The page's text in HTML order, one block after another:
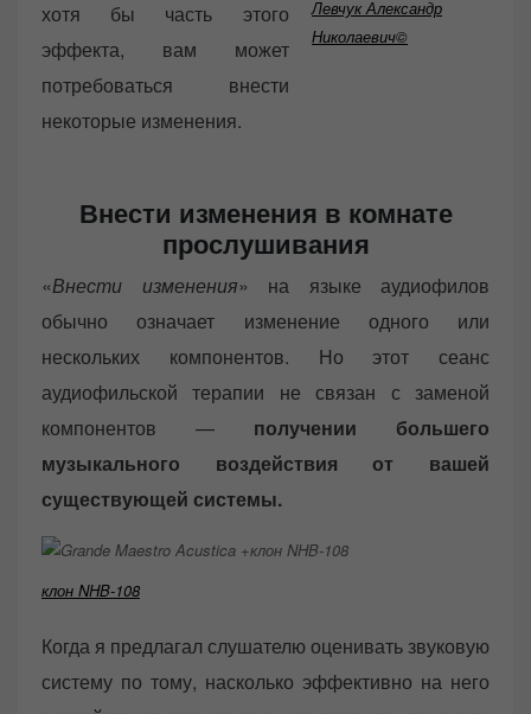
Левчук Александр
Николаевич©
хотя бы часть этого
эффекта, вам может
потребоваться внести
некоторые изменения.
Внести изменения в комнате
прослушивания
«Внести изменения» на языке аудиофилов
обычно означает изменение одного или
нескольких компонентов. Но этот сеанс
аудиофильской терапии не связан с заменой
компонентов — получении большего
музыкального воздействия от вашей
существующей системы.
клон NHB-108
Когда я предлагал слушателю оценивать звуковую
систему по тому, насколько эффективно на него